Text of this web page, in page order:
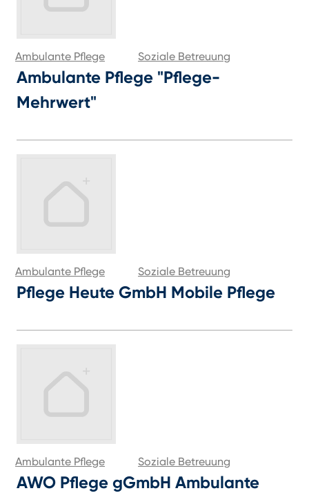
Ambulante Pflege Soziale Betreuung
Ambulante Pflege "Pflege-
Mehrwert"
Ambulante Pflege Soziale Betreuung
Pflege Heute GmbH Mobile Pflege
Ambulante Pflege Soziale Betreuung
AWO Pflege gGmbH Ambulante